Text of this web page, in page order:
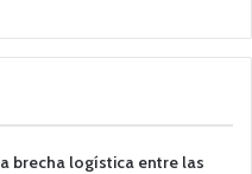
brecha logística entre las